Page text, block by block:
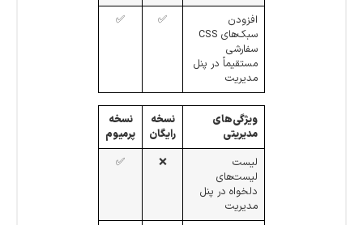
افزودن
سبک‌های CSS
سفارشی
مستقیماً در پنل
مدیریت
✅
✅
ویژگی‌های
مدیریتی
نسخه
رایگان
نسخه
پرمیوم
لیست
لیست‌های
دلخواه در پنل
مدیریت
❌
✅